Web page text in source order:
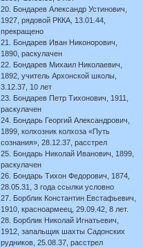
20. Бондарев Александр Устинович,
1927, рядовой РККА, 13.01.44,
прекращено
21. Бондарев Иван Никонорович,
1890, раскулачен
22. Бондарев Михаил Николаевич,
1892, учитель Архонской школы,
3.12.37, 10 лет
23. Бондарев Петр Тихонович, 1911,
раскулачен
24. Бондарь Георгий Александрович,
1899, колхозник колхоза «Путь
сознания», 28.12.37, расстрел
25. Бондарь Николай Иванович, 1899,
раскулачен
26. Бондарь Тихон Федорович, 1874,
28.05.31, 3 года ссылки условно
27. Борблик Константин Евстафьевич,
1910, красноармеец, 29.09.42, 8 лет.
28. Борблик Николай Игнатьевич,
1912, запальщик шахты Садонских
рудников, 25.08.37, расстрел